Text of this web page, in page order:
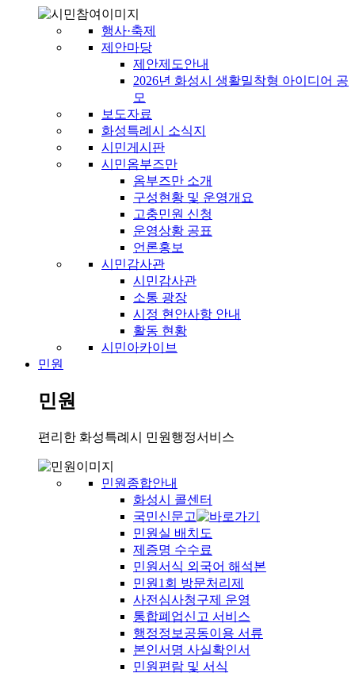
행사·축제
제안마당
제안제도안내
2026년 화성시 생활밀착형 아이디어 공
모
보도자료
화성특례시 소식지
시민게시판
시민옴부즈만
옴부즈만 소개
구성현황 및 운영개요
고충민원 신청
운영상황 공표
언론홍보
시민감사관
시민감사관
소통 광장
시정 현안사항 안내
활동 현황
시민아카이브
민원
민원
편리한 화성특례시 민원행정서비스
민원종합안내
화성시 콜센터
국민신문고
민원실 배치도
제증명 수수료
민원서식 외국어 해석본
민원1회 방문처리제
사전심사청구제 운영
통합폐업신고 서비스
행정정보공동이용 서류
본인서명 사실확인서
민원편람 및 서식